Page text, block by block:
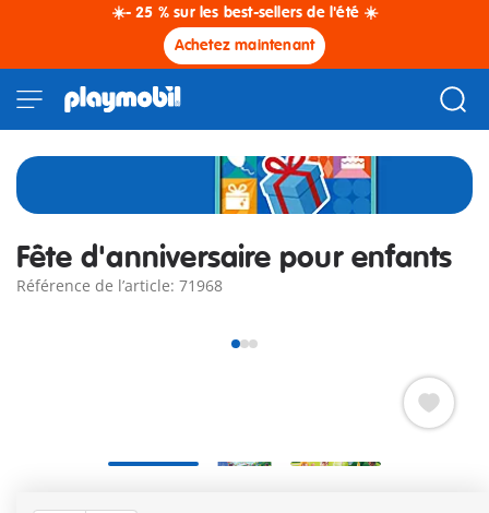
☀️- 25 % sur les best-sellers de l'été ☀️
Achetez maintenant
Fête d'anniversaire pour enfants
Référence de l’article: 71968